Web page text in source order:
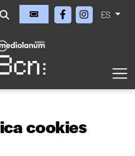
ES
cookies